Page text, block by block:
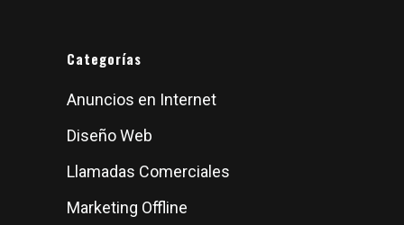
Categorías
Anuncios en Internet
Diseño Web
Llamadas Comerciales
Marketing Offline